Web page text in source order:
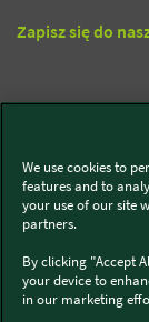
Zapisz się do
Kobold
We use cookies to
features and to
your use of our site
partners.
By clicking "Accept
your device to
in our marketing